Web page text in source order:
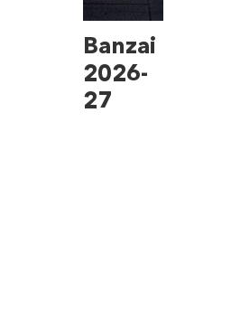
Banzai
2026-
27